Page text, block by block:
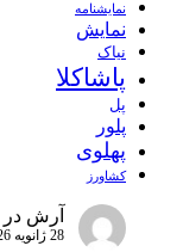
نمايشنامه
نمایش
نیاک
پاشاکلا
پل
پلور
پهلوی
کشاورز
آرش در
28 ژانویه 2026